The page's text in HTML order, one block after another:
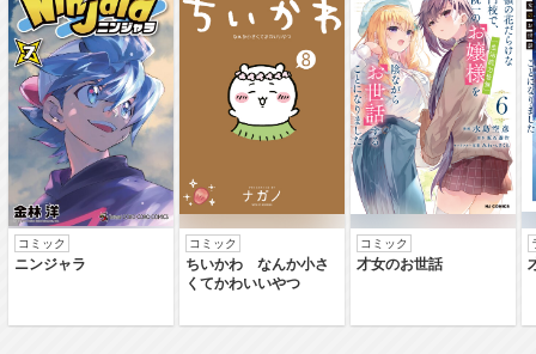
コミック
ニンジャラ
コミック
ちいかわ なんか小さ
くてかわいいやつ
コミック
才女のお世話